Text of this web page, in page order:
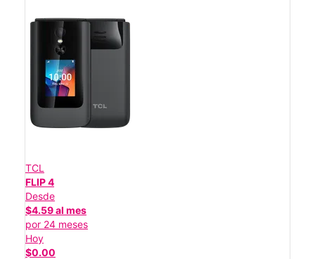
TCL
FLIP 4
Desde
$4.59 al mes
por 24 meses
Hoy
$0.00